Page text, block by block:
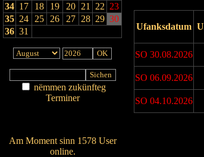
34 17 18 19 20 21 22 23
35 24 25 26 27 28 29 30
36 31
nëmmen zukünfteg
Terminer
Am Moment sinn 1578 User
online.
Ufanksdatum
SO 30.08.2026
SO 06.09.2026
SO 04.10.2026